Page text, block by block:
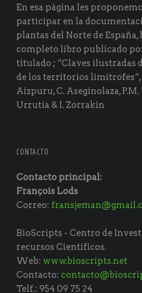
En esa página les
participar en la
plantas del Norte de
completo libro publicado
titulado ; “Claves ilustradas
de los territorios
Aizpuru, C. Aseginolaza,
Urrutia & I. Zorrakin
CONTACTO
Contacto principal:
François Lods
Correo:
BioScripts - Centro de
recursos Científicos.
Web: www.bioscripts.net
Contacto:
Telf.: 954 09 75 24